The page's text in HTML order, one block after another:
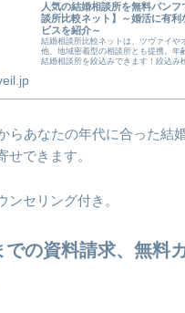
人気の結婚相談所を無料パンフ
談所比較ネット】～婚活に有
ビスを紹介～
結婚相談所比較ネットは、ツヴァイや
他、地域密着型の相談所とも提携。年
結婚相談所を絞込みできます！絞込み
らあなたの年代に合った結
せできます。
ンセリング付き。
での資料請求、無料